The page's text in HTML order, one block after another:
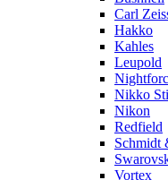
Carl
Hakko
Kahles
Leupold
Nikko
Nikon
Redfield
Schmidt
Vortex